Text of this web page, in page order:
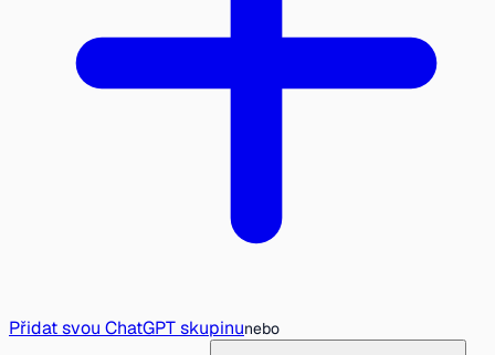
Přidat svou ChatGPT skupinunebo